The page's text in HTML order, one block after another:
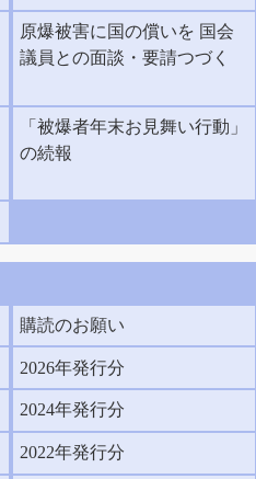
原爆被害に国の償いを 国会
議員との面談・要請つづく
「被爆者年末お見舞い行動」
の続報
購読のお願い
2026年発行分
2024年発行分
2022年発行分